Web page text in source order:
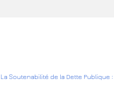
La Soutenabilité de la Dette Publique